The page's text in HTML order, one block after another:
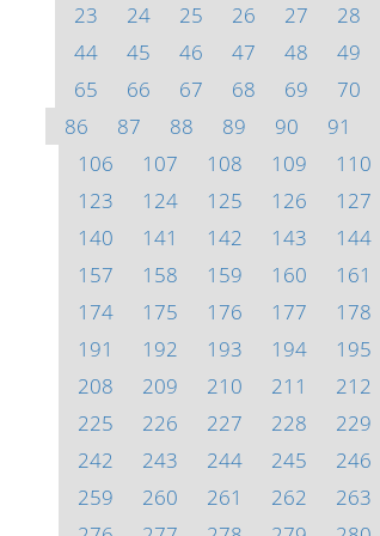
23
24 25 26 27 28
44
45 46 47 48 49
65
66 67 68 69 70
86
87 88 89 90 91
106
107 108 109 110
123
124 125 126 127
140
141 142 143 144
157
158 159 160 161
174
175 176 177 178
191
192 193 194 195
208
209 210 211 212
225
226 227 228 229
242
243 244 245 246
259
260 261 262 263